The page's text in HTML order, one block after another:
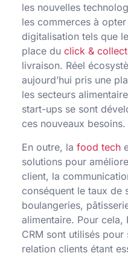
les nouvelles
les commerces à
digitalisation tels que
place du click & collect
livraison. Réel
aujourd’hui pris une
les secteurs
start-ups se sont
ces nouveaux besoins.
En outre, la food tech
solutions pour
client, la
conséquent le taux de
boulangeries,
alimentaire. Pour cela,
CRM sont utilisés
relation clients étant